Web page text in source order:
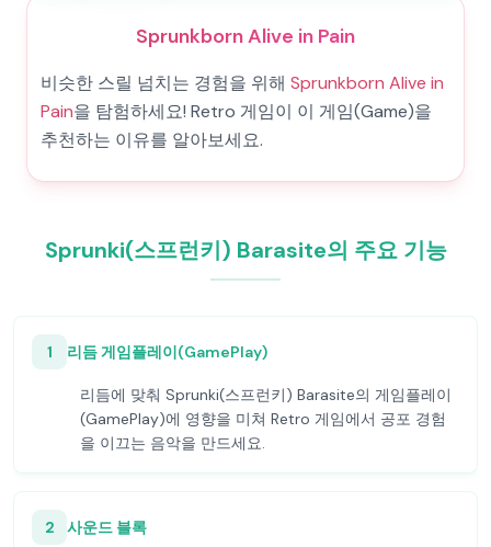
Sprunkborn Alive in Pain
비슷한 스릴 넘치는 경험을 위해 Sprunkborn Alive in
Pain을 탐험하세요! Retro 게임이 이 게임(Game)을
추천하는 이유를 알아보세요.
Sprunki(스프런키) Barasite의 주요 기능
1 리듬 게임플레이(GamePlay)
리듬에 맞춰 Sprunki(스프런키) Barasite의 게임플레이
(GamePlay)에 영향을 미쳐 Retro 게임에서 공포 경험
을 이끄는 음악을 만드세요.
2 사운드 블록